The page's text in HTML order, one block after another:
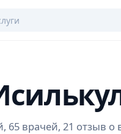
врачей, 21 отзыв о